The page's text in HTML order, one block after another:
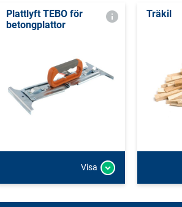
Plattlyft TEBO för
betongplattor
Visa
Träkil